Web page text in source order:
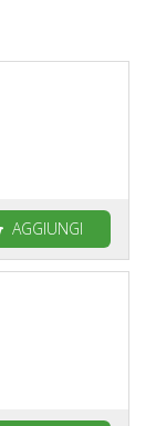
AGGIUNGI